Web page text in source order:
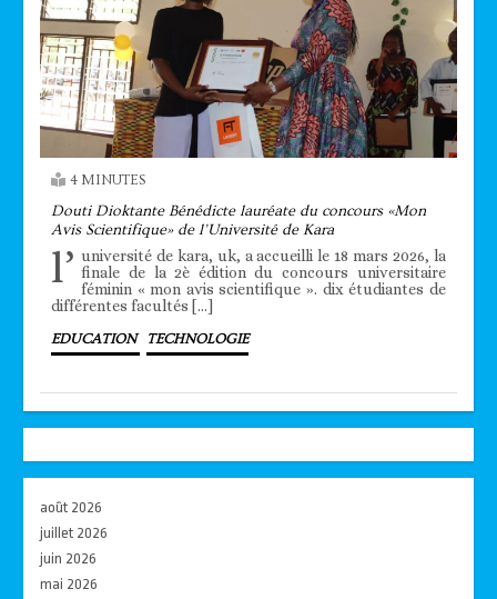
4 MINUTES
Douti Dioktante Bénédicte lauréate du concours «Mon
Avis Scientifique» de l’Université de Kara
l’ université de kara, uk, a accueilli le 18 mars 2026, la
finale de la 2è édition du concours universitaire
féminin « mon avis scientifique ». dix étudiantes de
différentes facultés […]
EDUCATION TECHNOLOGIE
août 2026
juillet 2026
juin 2026
mai 2026